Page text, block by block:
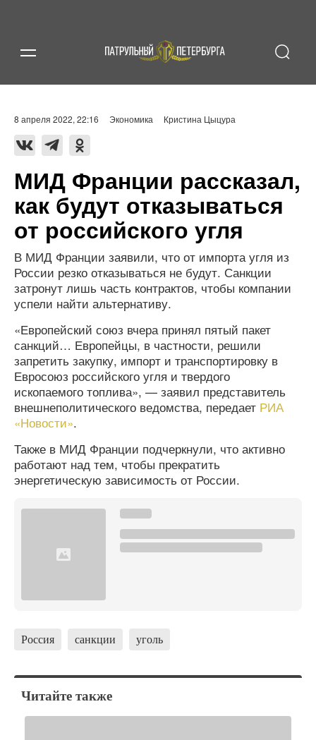
8 апреля 2022, 22:16 Экономика Кристина Цыцура
МИД Франции рассказал,
как будут отказываться
от российского угля
В МИД Франции заявили, что от импорта угля из
России резко отказываться не будут. Санкции
затронут лишь часть контрактов, чтобы компании
успели найти альтернативу.
«Европейский союз вчера принял пятый пакет
санкций… Европейцы, в частности, решили
запретить закупку, импорт и транспортировку в
Евросоюз российского угля и твердого
ископаемого топлива», — заявил представитель
внешнеполитического ведомства, передает РИА
«Новости».
Также в МИД Франции подчеркнули, что активно
работают над тем, чтобы прекратить
энергетическую зависимость от России.
Россия санкции уголь
Читайте также